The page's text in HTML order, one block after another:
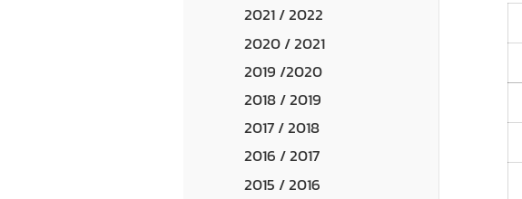
2021 / 2022
2020 / 2021
2019 /2020
2018 / 2019
2017 / 2018
2016 / 2017
2015 / 2016